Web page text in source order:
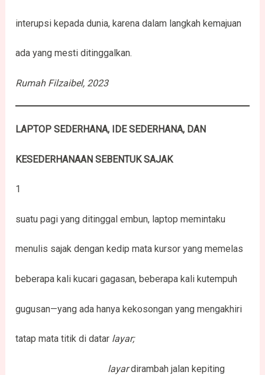
interupsi kepada dunia, karena dalam langkah kemajuan
ada yang mesti ditinggalkan.
Rumah Filzaibel, 2023
LAPTOP SEDERHANA, IDE SEDERHANA, DAN
KESEDERHANAAN SEBENTUK SAJAK
1
suatu pagi yang ditinggal embun, laptop memintaku
menulis sajak dengan kedip mata kursor yang memelas
beberapa kali kucari gagasan, beberapa kali kutempuh
gugusan—yang ada hanya kekosongan yang mengakhiri
tatap mata titik di datar layar;
layardirambah jalan kepiting